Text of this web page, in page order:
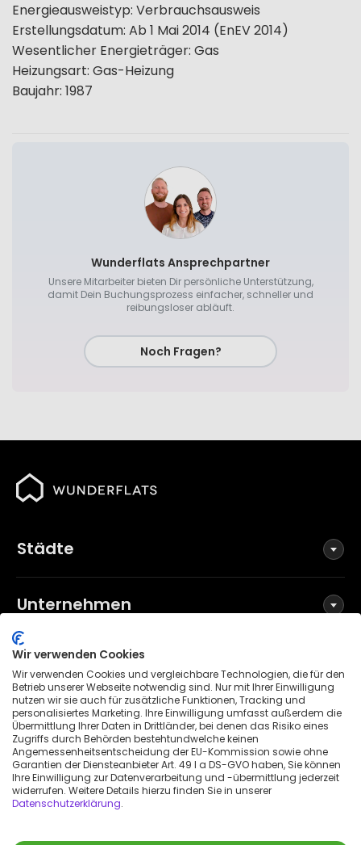
Energieausweistyp: Verbrauchsausweis
Erstellungsdatum: Ab 1 Mai 2014 (EnEV 2014)
Wesentlicher Energieträger: Gas
Heizungsart: Gas-Heizung
Baujahr: 1987
Wunderflats Ansprechpartner
Unsere Mitarbeiter bieten Dir persönliche Unterstützung,
damit Dein Buchungsprozess einfacher, schneller und
reibungsloser abläuft.
Noch Fragen?
Städte
Unternehmen
Social Media
Allgemeine Geschäftsbedingungen
Datenschutzerklärung
Impressum
Patenthinweis
© 2026 Wunderflats GmbH
Wir verwenden Cookies
Wir verwenden Cookies und vergleichbare Technologien, die für den
Betrieb unserer Webseite notwendig sind. Nur mit Ihrer Einwilligung
nutzen wir sie auch für zusätzliche Funktionen, Tracking und
personalisiertes Marketing. Ihre Einwilligung umfasst außerdem die
Übermittlung Ihrer Daten in Drittländer, bei denen das Risiko eines
Zugriffs durch Behörden bestehtundwelche keinen
Angemessenheitsentscheidung der EU-Kommission sowie ohne
Garantien der Diensteanbieter Art. 49 I a DS-GVO haben, Sie können
Ihre Einwilligung zur Datenverarbeitung und -übermittlung jederzeit
widerrufen. Weitere Details hierzu finden Sie in unserer
Datenschutzerklärung.